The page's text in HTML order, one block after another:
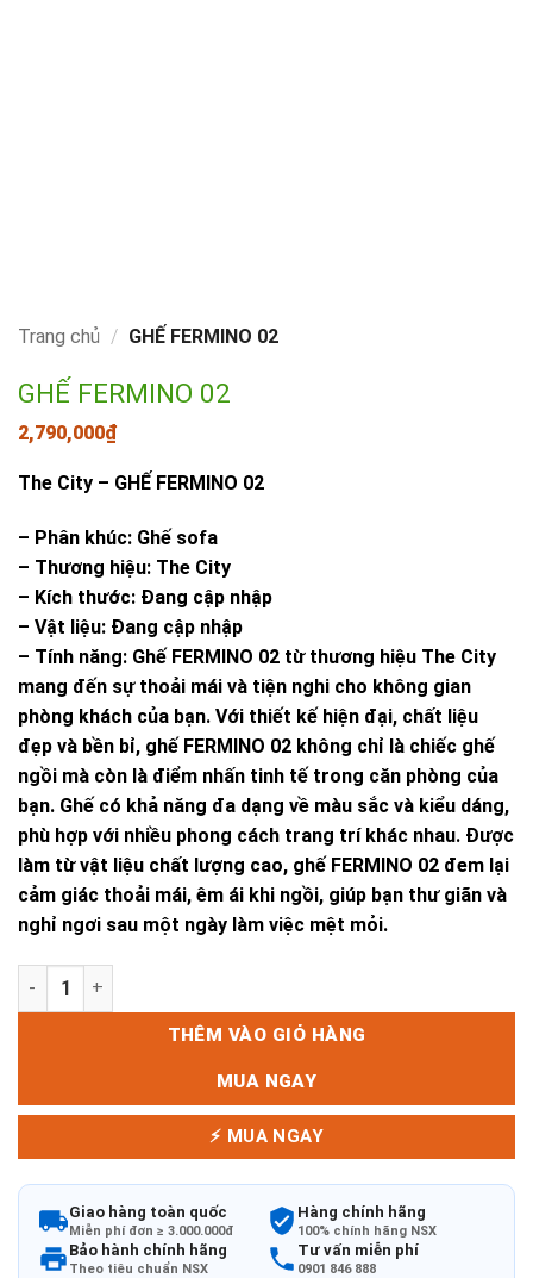
Trang chủ / GHẾ FERMINO 02
GHẾ FERMINO 02
2,790,000₫
The City – GHẾ FERMINO 02
– Phân khúc: Ghế sofa
– Thương hiệu: The City
– Kích thước: Đang cập nhập
– Vật liệu: Đang cập nhập
– Tính năng: Ghế FERMINO 02 từ thương hiệu The City
mang đến sự thoải mái và tiện nghi cho không gian
phòng khách của bạn. Với thiết kế hiện đại, chất liệu
đẹp và bền bỉ, ghế FERMINO 02 không chỉ là chiếc ghế
ngồi mà còn là điểm nhấn tinh tế trong căn phòng của
bạn. Ghế có khả năng đa dạng về màu sắc và kiểu dáng,
phù hợp với nhiều phong cách trang trí khác nhau. Được
làm từ vật liệu chất lượng cao, ghế FERMINO 02 đem lại
cảm giác thoải mái, êm ái khi ngồi, giúp bạn thư giãn và
nghỉ ngơi sau một ngày làm việc mệt mỏi.
GHẾ FERMINO 02 số lượng
THÊM VÀO GIỎ HÀNG
MUA NGAY
⚡ MUA NGAY
Giao hàng toàn quốc
Miễn phí đơn ≥ 3.000.000đ
Hàng chính hãng
100% chính hãng NSX
Bảo hành chính hãng
Theo tiêu chuẩn NSX
Tư vấn miễn phí
0901 846 888